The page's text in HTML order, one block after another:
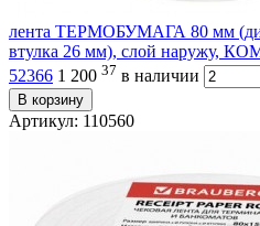
лента ТЕРМОБУМАГА 80 мм
втулка 26 мм), слой наружу,
52366 1 200 37 в наличии
В корзину
Артикул: 110560